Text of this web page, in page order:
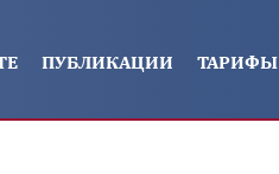
ПУБЛИКАЦИИ ТАРИФЫ